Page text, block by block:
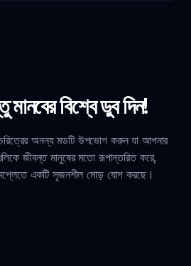
বিশ্বে ডুব দিন!
অনন্য মডটি উপভোগ করুন যা আপনার
জীবন্ত মানুষের মতো রূপান্তরিত করে,
একটি সৃজনশীল মোড় যোগ করছে।